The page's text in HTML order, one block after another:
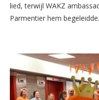
lied, terwijl WAKZ
Parmentier hem begeleidde.